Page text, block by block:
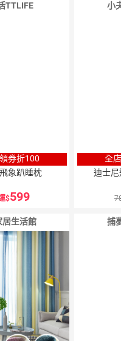
TTLIFE
券折100
象趴睡枕
599
小
全
迪士
居生活館 捕